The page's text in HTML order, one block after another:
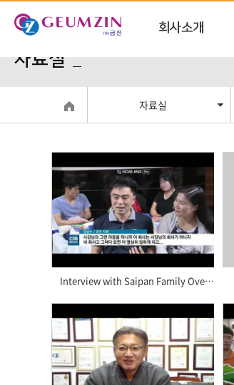
회사소개
자료실
자료실
Interview with Saipan Family Overseas Training News (2016)